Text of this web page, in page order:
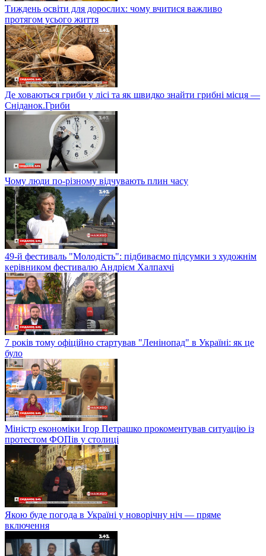
Тиждень освіти для дорослих: чому вчитися важливо
протягом усього життя
Де ховаються гриби у лісі та як швидко знайти грибні місця —
Сніданок.Гриби
Чому люди по-різному відчувають плин часу
49-й фестиваль "Молодість": підбиваємо підсумки з художнім
керівником фестивалю Андрієм Халпахчі
7 років тому офіційно стартував "Ленінопад" в Україні: як це
було
Міністр економіки Ігор Петрашко прокоментував ситуацію із
протестом ФОПів у столиці
Якою буде погода в Україні у новорічну ніч — пряме
включення